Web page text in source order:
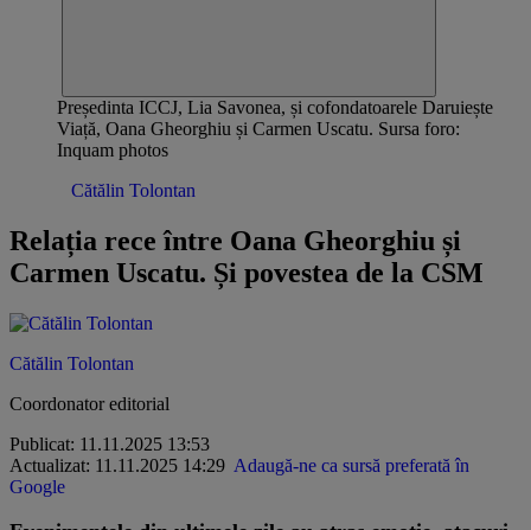
Președinta ICCJ, Lia Savonea, și cofondatoarele Daruiește
Viață, Oana Gheorghiu și Carmen Uscatu. Sursa foro:
Inquam photos
Cătălin Tolontan
Relația rece între Oana Gheorghiu și
Carmen Uscatu. Și povestea de la CSM
Cătălin Tolontan
Coordonator editorial
Publicat: 11.11.2025 13:53
Actualizat: 11.11.2025 14:29 Adaugă-ne ca sursă preferată în
Google